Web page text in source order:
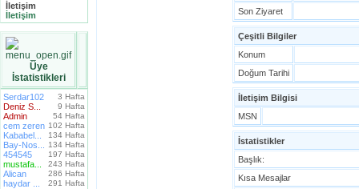
İletişim
İletişim
Üye
İstatistikleri
Serdar102 3 Hafta
Deniz S... 9 Hafta
Admin 54 Hafta
cem zeren 102 Hafta
Kababel... 134 Hafta
Bay-Nos... 134 Hafta
454545 197 Hafta
mustafa... 243 Hafta
Alican 286 Hafta
haydar ... 291 Hafta
Son Ziyaret
Çeşitli Bilgiler
Konum
Doğum Tarihi
İletişim Bilgisi
MSN
İstatistikler
Başlık:
Kısa Mesajlar